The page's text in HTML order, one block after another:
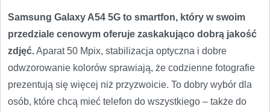
Samsung Galaxy A54 5G to smartfon, który w swoim
przedziale cenowym oferuje zaskakująco dobrą jakość
zdjęć.Aparat 50 Mpix, stabilizacja optyczna i dobre
odwzorowanie kolorów sprawiają, że codzienne fotografie
prezentują się więcej niż przyzwoicie. To dobry wybór dla
osób, które chcą mieć telefon do wszystkiego – także do